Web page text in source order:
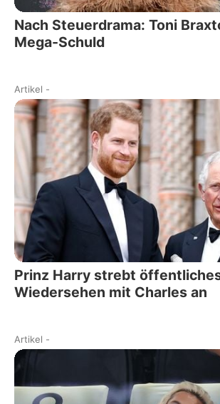
Nach Steuerdrama: Toni
Mega-Schuld
Artikel -
Prinz Harry strebt
Wiedersehen mit Charles an
Artikel -